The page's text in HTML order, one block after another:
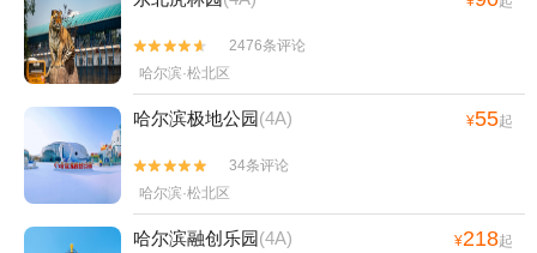


2476条评论
哈尔滨·松北区
哈尔滨极地公园(4A) ¥55起


34条评论
哈尔滨·松北区
哈尔滨融创乐园(4A) ¥218起